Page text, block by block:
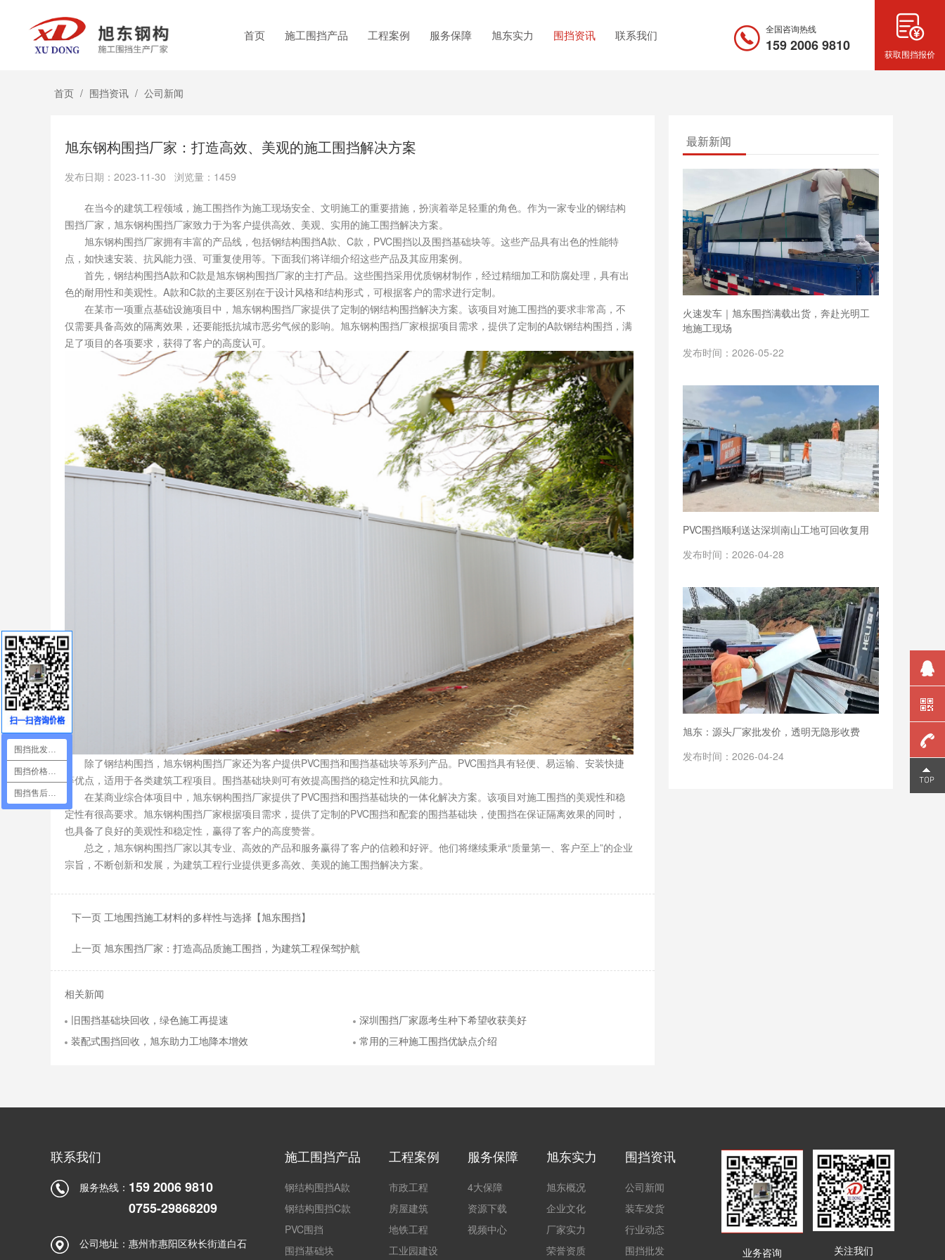
首页 施工围挡产品 工程案例 服务保障 旭东实力 围挡资讯 联系我们 全国咨询热线
159 2006 9810 获取围挡报价
首页 / 围挡资讯 / 公司新闻
旭东钢构围挡厂家：打造高效、美观的施工围挡解决方案
发布日期：2023-11-30 浏览量：1459
在当今的建筑工程领域，施工围挡作为施工现场安全、文明施工的重要措施，扮演着举足轻重的角色。作为一家专业的钢结构
围挡厂家，旭东钢构围挡厂家致力于为客户提供高效、美观、实用的施工围挡解决方案。
旭东钢构围挡厂家拥有丰富的产品线，包括钢结构围挡A款、C款，PVC围挡以及围挡基础块等。这些产品具有出色的性能特
点，如快速安装、抗风能力强、可重复使用等。下面我们将详细介绍这些产品及其应用案例。
首先，钢结构围挡A款和C款是旭东钢构围挡厂家的主打产品。这些围挡采用优质钢材制作，经过精细加工和防腐处理，具有出
色的耐用性和美观性。A款和C款的主要区别在于设计风格和结构形式，可根据客户的需求进行定制。
在某市一项重点基础设施项目中，旭东钢构围挡厂家提供了定制的钢结构围挡解决方案。该项目对施工围挡的要求非常高，不
仅需要具备高效的隔离效果，还要能抵抗城市恶劣气候的影响。旭东钢构围挡厂家根据项目需求，提供了定制的A款钢结构围挡，满
足了项目的各项要求，获得了客户的高度认可。
除了钢结构围挡，旭东钢构围挡厂家还为客户提供PVC围挡和围挡基础块等系列产品。PVC围挡具有轻便、易运输、安装快捷
等优点，适用于各类建筑工程项目。围挡基础块则可有效提高围挡的稳定性和抗风能力。
在某商业综合体项目中，旭东钢构围挡厂家提供了PVC围挡和围挡基础块的一体化解决方案。该项目对施工围挡的美观性和稳
定性有很高要求。旭东钢构围挡厂家根据项目需求，提供了定制的PVC围挡和配套的围挡基础块，使围挡在保证隔离效果的同时，
也具备了良好的美观性和稳定性，赢得了客户的高度赞誉。
总之，旭东钢构围挡厂家以其专业、高效的产品和服务赢得了客户的信赖和好评。他们将继续秉承“质量第一、客户至上”的企业
宗旨，不断创新和发展，为建筑工程行业提供更多高效、美观的施工围挡解决方案。
下一页 工地围挡施工材料的多样性与选择【旭东围挡】
上一页 旭东围挡厂家：打造高品质施工围挡，为建筑工程保驾护航
相关新闻
旧围挡基础块回收，绿色施工再提速
深圳围挡厂家愿考生种下希望收获美好
装配式围挡回收，旭东助力工地降本增效
常用的三种施工围挡优缺点介绍
最新新闻
火速发车｜旭东围挡满载出货，奔赴光明工
地施工现场
发布时间：2026-05-22
PVC围挡顺利送达深圳南山工地可回收复用
发布时间：2026-04-28
旭东：源头厂家批发价，透明无隐形收费
发布时间：2026-04-24
联系我们
服务热线： 159 2006 9810
0755-29868209
公司地址： 惠州市惠阳区秋长街道白石
施工围挡产品
钢结构围挡A款
钢结构围挡C款
PVC围挡
围挡基础块
工程案例
市政工程
房屋建筑
地铁工程
工业园建设
服务保障
4大保障
资源下载
视频中心
旭东实力
旭东概况
企业文化
厂家实力
荣誉资质
围挡资讯
公司新闻
装车发货
行业动态
围挡批发
业务咨询 关注我们
159
围挡批发咨询
围挡价格咨询
围挡售后咨询